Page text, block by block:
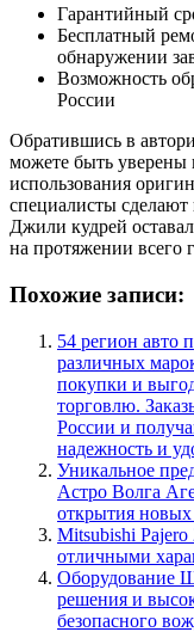
Гарантийный
Бесплатный
обнаружении
Возможность
России
Обратившись в
можете быть уверены
использования
специалисты
Джили кудрей
на протяжении всего
Похожие записи:
54 регион авто
различных
покупки и
торговлю.
России и
надежность и
Уникальное
Астро Волга
открытия новых
Mitsubishi
отличными
Оборудование
решения и
безопасного